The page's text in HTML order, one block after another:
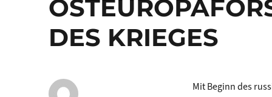
DES KRIEGES
Mit Beginn des